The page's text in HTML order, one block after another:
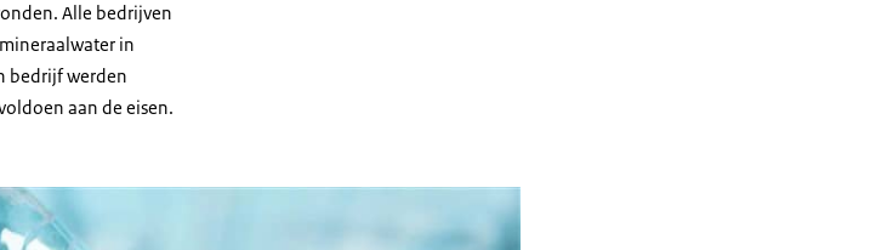
Alle bedrijven
in
bedrijf werden
aan de eisen.
geschonken